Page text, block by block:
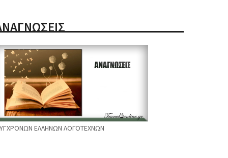
ΕΛΛΗΝΩΝ ΛΟΓΟΤΕΧΝΩΝ